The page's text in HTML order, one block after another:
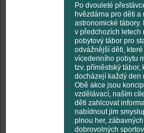
Po dvouleté
hvězdárna pro děti a
astronomické tábory.
v předchozích letech
pobytový tábor pro
odvážnější děti,
vícedenního pobytu
tzv. příměstský tábor,
docházejí každý den
Obě akce jsou
vzdělávací, naším
děti zahlcovat
nabídnout jim
plnou her,
dobrovolných